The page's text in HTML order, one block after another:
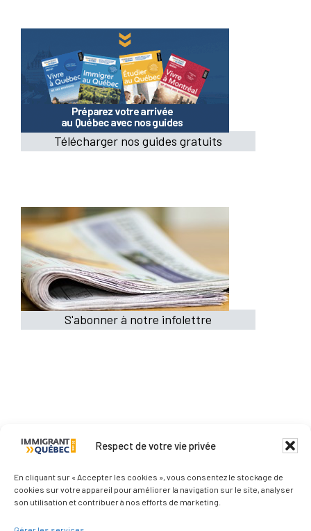
Respect de votre vie privée
En cliquant sur « Accepter les cookies », vous consentez le stockage de
cookies sur votre appareil pour améliorer la navigation sur le site, analyser
son utilisation et contribuer à nos efforts de marketing.
Télécharger nos guides gratuits
S'abonner à notre infolettre
Qui sommes-nous ?